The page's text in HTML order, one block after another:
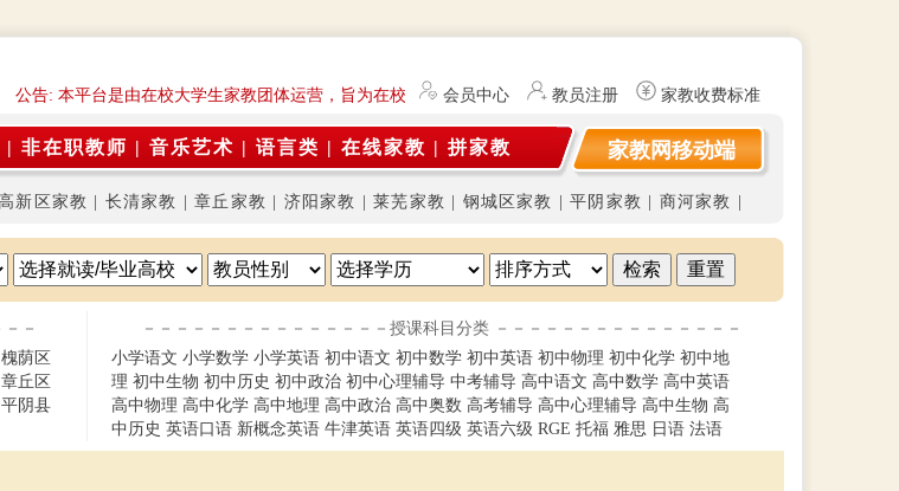
公告: 本平台是由在校大学生家教团体运营，旨为在校大学生及研究生（持有教师资格证）提供勤工俭学、社会实践兼
会员中心 教员注册 家教收费标准
| 非在职教师 | 音乐艺术 | 语言类 | 在线家教 | 拼家教 家教网移动端
高新区家教 长清家教 |章丘家教 济阳家教 |莱芜家教 钢城区家教 |平阴家教 商河家教
－
槐荫区
章丘区
平阴县
－－－－－－－－－－－－－－－授课科目分类 －－－－－－－－－－－－－－－
小学语文 小学数学 小学英语 初中语文 初中数学 初中英语 初中物理 初中化学 初中地
理 初中生物 初中历史 初中政治 初中心理辅导 中考辅导 高中语文 高中数学 高中英语
高中物理 高中化学 高中地理 高中政治 高中奥数 高考辅导 高中心理辅导 高中生物 高
中历史 英语口语 新概念英语 牛津英语 英语四级 英语六级 RGE 托福 雅思 日语 法语